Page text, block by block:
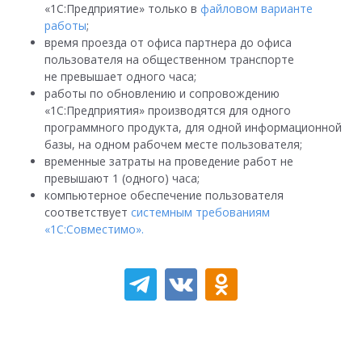
«1С:Предприятие» только в файловом варианте
работы;
время проезда от офиса партнера до офиса
пользователя на общественном транспорте
не превышает одного часа;
работы по обновлению и сопровождению
«1С:Предприятия» производятся для одного
программного продукта, для одной информационной
базы, на одном рабочем месте пользователя;
временные затраты на проведение работ не
превышают 1 (одного) часа;
компьютерное обеспечение пользователя
соответствует системным требованиям
«1С:Совместимо».